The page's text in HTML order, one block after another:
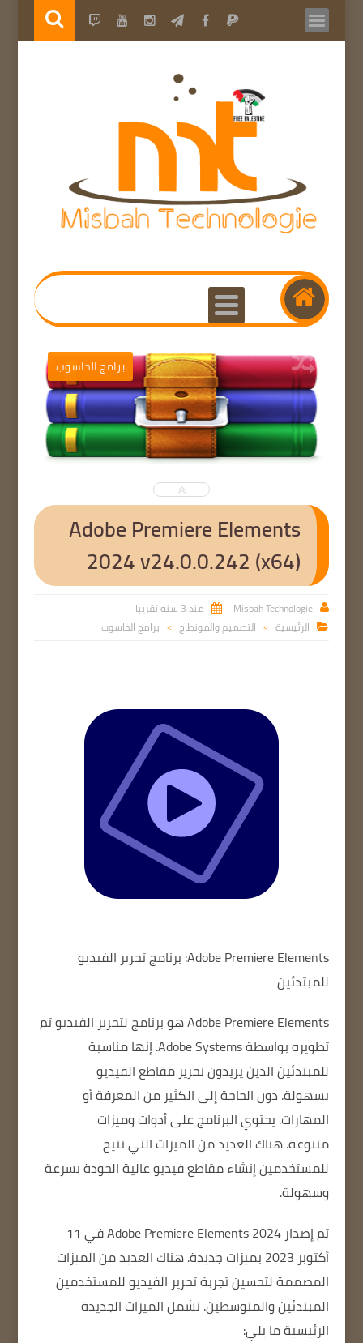
برامج الحاسوب
Adobe Premiere Elements
2024 v24.0.0.242 (x64)

Misbah Technologie
 منذ 3 سنه تقريبا
 الرئيسية > التصميم والمونطاج > برامج الحاسوب
Adobe Premiere Elements: برنامج تحرير الفيديو
للمبتدئين
Adobe Premiere Elements هو برنامج لتحرير الفيديو تم
تطويره بواسطة Adobe Systems.
إنها مناسبة
للمبتدئين الذين يريدون تحرير مقاطع الفيديو
بسهولة. دون الحاجة إلى الكثير من المعرفة أو
المهارات.يحتوي البرنامج على أدوات وميزات
متنوعة.هناك العديد من الميزات التي تتيح
للمستخدمين إنشاء مقاطع فيديو عالية الجودة بسرعة
وسهولة.
تم إصدار Adobe Premiere Elements 2024 في 11
أكتوبر 2023 بميزات جديدة.
هناك العديد من الميزات
المصممة لتحسين تجربة تحرير الفيديو للمستخدمين
المبتدئين والمتوسطين.تشمل الميزات الجديدة
الرئيسية ما يلي: